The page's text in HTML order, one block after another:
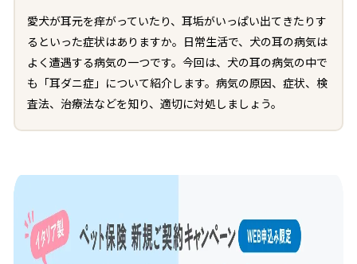
愛犬が耳元を痒がっていたり、耳垢がいっぱい出てきたりす
るといった症状はありますか。日常生活で、犬の耳の病気は
よく遭遇する病気の一つです。今回は、犬の耳の病気の中で
も「耳ダニ症」について紹介します。病気の原因、症状、検
査法、治療法などを知り、適切に対処しましょう。